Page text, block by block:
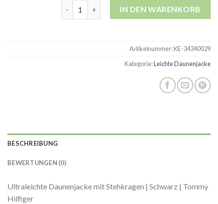
leichte daunenjacke MengeIN DEN WARENKORB
Artikelnummer:KE-34340029
Kategorie:Leichte Daunenjacke
BESCHREIBUNG
BEWERTUNGEN (0)
Ultraleichte Daunenjacke mit Stehkragen | Schwarz | Tommy
Hilfiger